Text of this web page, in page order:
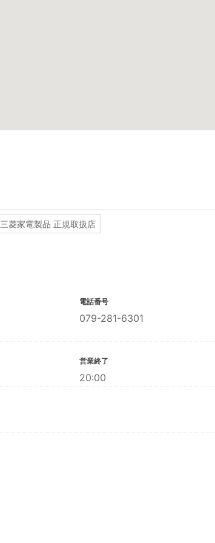
三菱家電製品 正規取扱店
電話番号
079-281-6301
営業終了
20:00